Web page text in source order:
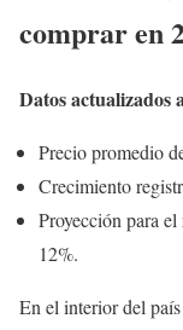
comprar en
Datos actualizados
Precio promedio
Crecimiento
Proyección para
12%.
En el interior del